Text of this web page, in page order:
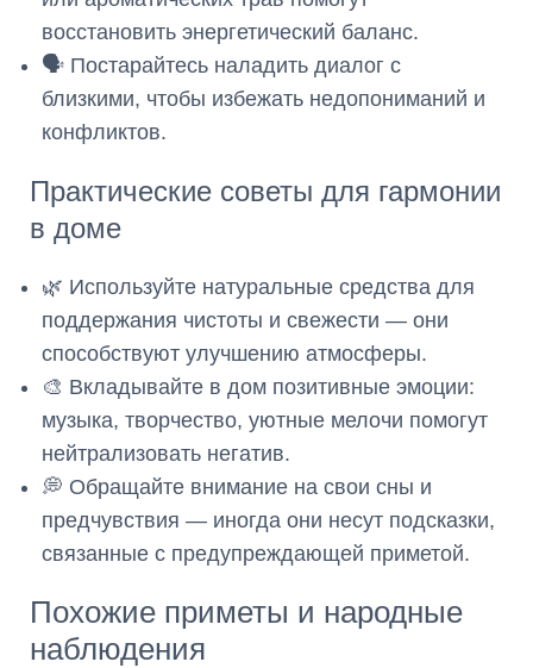
восстановить энергетический баланс.
🗣️ Постарайтесь наладить диалог с
близкими, чтобы избежать недопониманий и
конфликтов.
Практические советы для гармонии
в доме
🌿 Используйте натуральные средства для
поддержания чистоты и свежести — они
способствуют улучшению атмосферы.
🎨 Вкладывайте в дом позитивные эмоции:
музыка, творчество, уютные мелочи помогут
нейтрализовать негатив.
💭 Обращайте внимание на свои сны и
предчувствия — иногда они несут подсказки,
связанные с предупреждающей приметой.
Похожие приметы и народные
наблюдения